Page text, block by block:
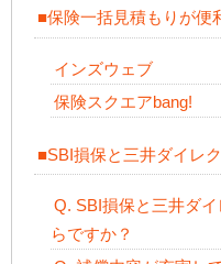
■保険一括見積もりが便
インズウェブ
保険スクエアbang!
■SBI損保と三井ダイレ
Q. SBI損保と三井ダ
らですか？